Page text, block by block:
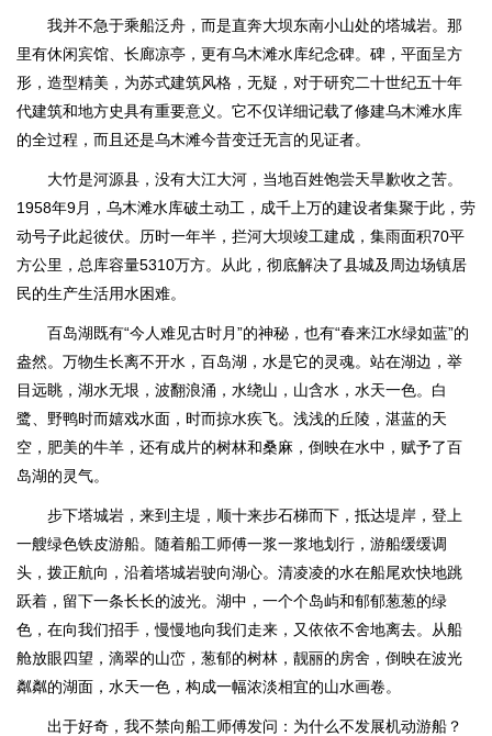
我并不急于乘船泛舟，而是直奔大坝东南小山处的塔城岩。那
里有休闲宾馆、长廊凉亭，更有乌木滩水库纪念碑。碑，平面呈方
形，造型精美，为苏式建筑风格，无疑，对于研究二十世纪五十年
代建筑和地方史具有重要意义。它不仅详细记载了修建乌木滩水库
的全过程，而且还是乌木滩今昔变迁无言的见证者。
大竹是河源县，没有大江大河，当地百姓饱尝天旱歉收之苦。
1958年9月，乌木滩水库破土动工，成千上万的建设者集聚于此，劳
动号子此起彼伏。历时一年半，拦河大坝竣工建成，集雨面积70平
方公里，总库容量5310万方。从此，彻底解决了县城及周边场镇居
民的生产生活用水困难。
百岛湖既有“今人难见古时月”的神秘，也有“春来江水绿如蓝”的
盎然。万物生长离不开水，百岛湖，水是它的灵魂。站在湖边，举
目远眺，湖水无垠，波翻浪涌，水绕山，山含水，水天一色。白
鹭、野鸭时而嬉戏水面，时而掠水疾飞。浅浅的丘陵，湛蓝的天
空，肥美的牛羊，还有成片的树林和桑麻，倒映在水中，赋予了百
岛湖的灵气。
步下塔城岩，来到主堤，顺十来步石梯而下，抵达堤岸，登上
一艘绿色铁皮游船。随着船工师傅一浆一浆地划行，游船缓缓调
头，拨正航向，沿着塔城岩驶向湖心。清凌凌的水在船尾欢快地跳
跃着，留下一条长长的波光。湖中，一个个岛屿和郁郁葱葱的绿
色，在向我们招手，慢慢地向我们走来，又依依不舍地离去。从船
舱放眼四望，滴翠的山峦，葱郁的树林，靓丽的房舍，倒映在波光
粼粼的湖面，水天一色，构成一幅浓淡相宜的山水画卷。
出于好奇，我不禁向船工师傅发问：为什么不发展机动游船？